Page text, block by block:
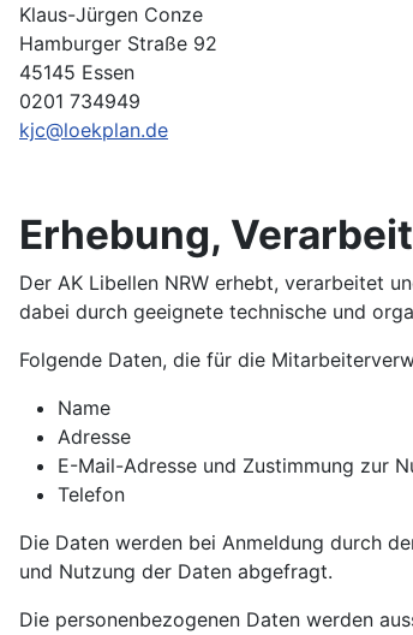
Klaus-Jürgen Conze
Hamburger Straße 92
45145 Essen
0201 734949
kjc@loekplan.de
Erhebung,
Der AK Libellen NRW erhebt, verarbeitet
dabei durch geeignete technische und
Folgende Daten, die für die
Name
Adresse
E-Mail-Adresse und Zustimmung zur
Telefon
Die Daten werden bei Anmeldung durch
und Nutzung der Daten abgefragt.
Die personenbezogenen Daten werden